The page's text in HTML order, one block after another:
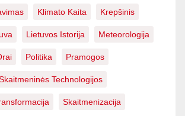
Klimato Kaita Krepšinis
Lietuvos Istorija Meteorologija
Politika Pramogos
Technologijos
Skaitmenizacija